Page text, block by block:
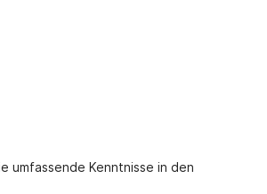
umfassende Kenntnisse in den